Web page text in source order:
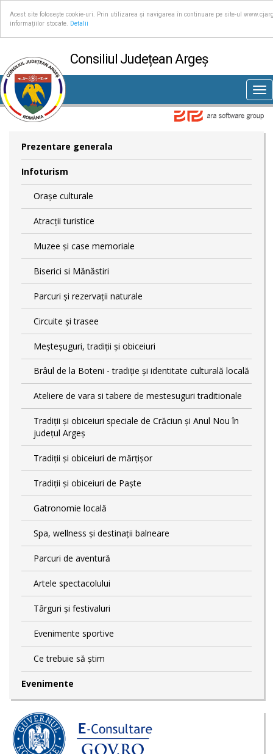
Acest site folosește cookie-uri. Prin utilizarea și navigarea în continuare pe site-ul
informațiilor stocate.
Detalii
Consiliul Județean Argeș
Prezentare generala
Infoturism
Orașe culturale
Atracții turistice
Muzee și case memoriale
Biserici si Mănăstiri
Parcuri și rezervații naturale
Circuite și trasee
Meșteșuguri, tradiții și obiceiuri
Brâul de la Boteni - tradiție și identitate culturală locală
Ateliere de vara si tabere de mestesuguri traditionale
Tradiţii şi obiceiuri speciale de Crăciun şi Anul Nou în
județul Argeș
Tradiții și obiceiuri de mărțișor
Tradiții și obiceiuri de Paște
Gatronomie locală
Spa, wellness și destinații balneare
Parcuri de aventură
Artele spectacolului
Târguri și festivaluri
Evenimente sportive
Ce trebuie să știm
Evenimente